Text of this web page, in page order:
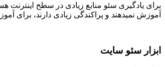
برای یادگیری سئو منابع زیادی در سطح اینترنت
آموزش نمیدهند و پراکندگی زیادی دارند،
ابزار سئو سایت